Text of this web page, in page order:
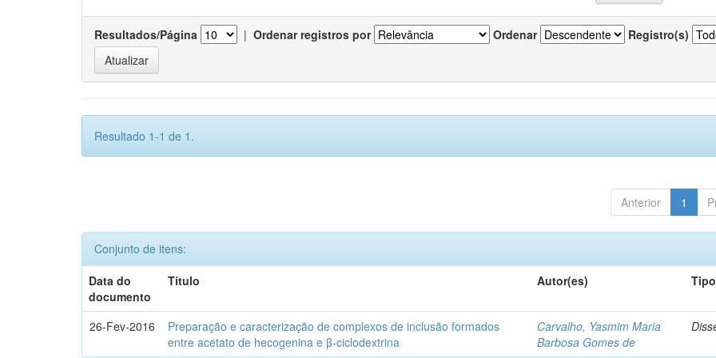
Resultados/Página | Ordenar registros por Ordenar Registro(s)
Resultado 1-1 de 1.
Anterior 1
Conjunto de itens:
Data do
documento
Título Autor(es) Tipo
26-Fev-2016
Preparação e caracterização de complexos de inclusão formados
entre acetato de hecogenina e β-ciclodextrina
Carvalho, Yasmim Maria
Barbosa Gomes de